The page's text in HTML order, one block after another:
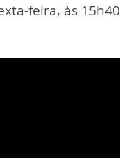
feira, às 15h40